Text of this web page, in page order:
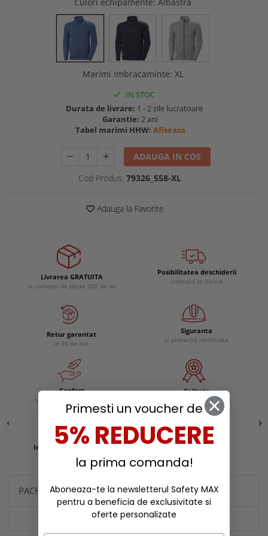
Echipamente specializate
Echipamente muncitori ferma
Echipamente veterinari
Echipamente mulgatori
Echipamente trimeri ongloane
Masti protectie
Manusi protectie
Menghine si prese
Marimi imbracaminte: XL
IN STOC
Durata de livrare: 1 - 2 zile lucratoare
Garantie: 2 ani
Tabel marimi HHW: Afiseaza
ADAUGA IN COS
Cod Produs: 79326_558-XL
Adauga la Favorite
Livrarea GRATUITA
la comenzi de peste 500 de lei
Posibilitatea deschiderii
coletului la livrare
Retur garantat
in 30 de zile
Siguranta
si protectie certificata
Confort
si experienta ergonomica
Calitate
remarcabila
Incaltaminte protectie
PACHETE SI PROMOTII
Primesti un voucher de
5% REDUCERE
la prima comanda!
Aboneaza-te la newsletterul Safety MAX
pentru a beneficia de exclusivitate si
oferte personalizate